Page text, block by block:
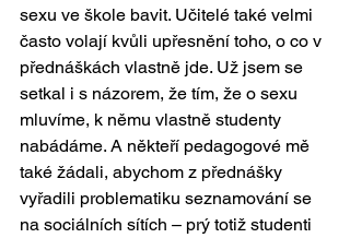
sexu ve škole bavit. Učitelé také velmi
často volají kvůli upřesnění toho, o co v
přednáškách vlastně jde. Už jsem se
setkal i s názorem, že tím, že o sexu
mluvíme, k němu vlastně studenty
nabádáme. A někteří pedagogové mě
také žádali, abychom z přednášky
vyřadili problematiku seznamování se
na sociálních sítích – prý totiž studenti